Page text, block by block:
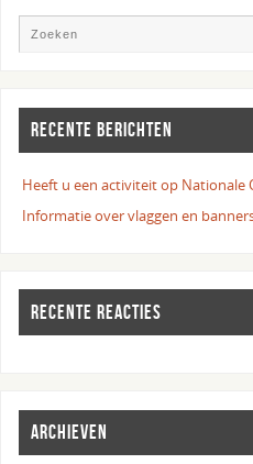
RECENTE BERICHTEN
Heeft u een activiteit op Nationale
Informatie over vlaggen en
RECENTE REACTIES
ARCHIEVEN